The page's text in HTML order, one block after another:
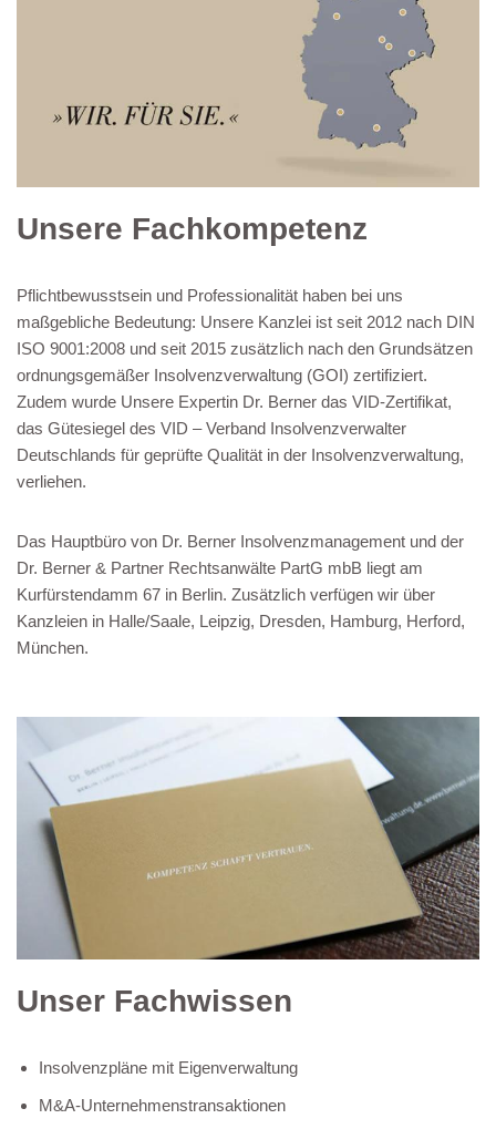
Unsere Fachkompetenz
Pflichtbewusstsein und Professionalität haben bei uns
maßgebliche Bedeutung: Unsere Kanzlei ist seit 2012 nach DIN
ISO 9001:2008 und seit 2015 zusätzlich nach den Grundsätzen
ordnungsgemäßer Insolvenzverwaltung (GOI) zertifiziert.
Zudem wurde Unsere Expertin Dr. Berner das VID-Zertifikat,
das Gütesiegel des VID – Verband Insolvenzverwalter
Deutschlands für geprüfte Qualität in der Insolvenzverwaltung,
verliehen.
Das Hauptbüro von Dr. Berner Insolvenzmanagement und der
Dr. Berner & Partner Rechtsanwälte PartG mbB liegt am
Kurfürstendamm 67 in Berlin. Zusätzlich verfügen wir über
Kanzleien in Halle/Saale, Leipzig, Dresden, Hamburg, Herford,
München.
Unser Fachwissen
Insolvenzpläne mit Eigenverwaltung
M&A-Unternehmenstransaktionen